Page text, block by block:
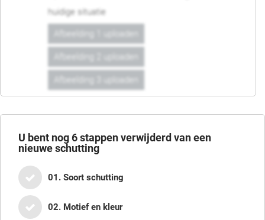
huidige situatie
U bent nog6stappen verwijderd van een
nieuwe schutting
01. Soort schutting
02. Motief en kleur